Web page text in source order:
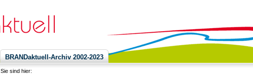
BRANDaktuell-Archiv 2002-2023
Sie sind hier: